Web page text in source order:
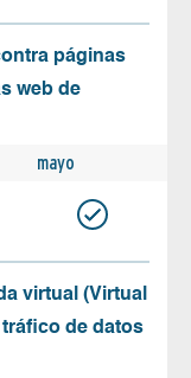
páginas
web de
mayo
virtual (Virtual
tráfico de datos